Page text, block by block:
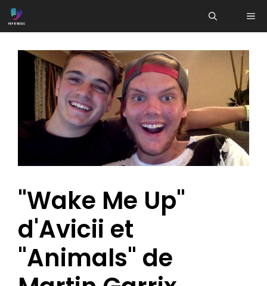
Aller
au
"Wake Me Up"
d'Avicii et
"Animals" de